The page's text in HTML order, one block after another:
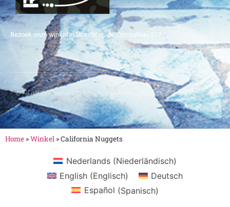
Bezoek onze winkel in Utrecht op de Croeselaan 217
© All rights reserved to Smartshop Route 030 - Smartshop in Utrecht
Home »Winkel »California Nuggets
Nederlands(Niederländisch)
English (Englisch)
Deutsch
Español (Spanisch)